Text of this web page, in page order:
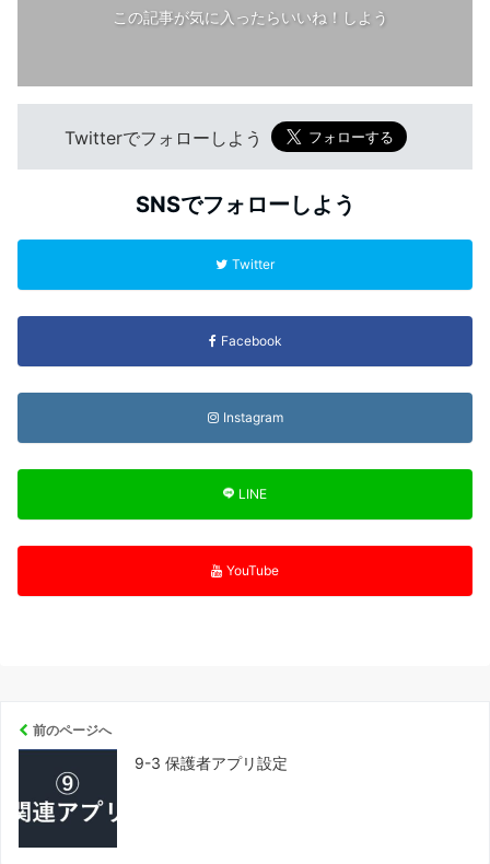
この記事が気に入ったらいいね！しよう
Twitterでフォローしよう
SNSでフォローしよう
Twitter
Facebook
Instagram
LINE
YouTube
前のページへ
9-3 保護者アプリ設定